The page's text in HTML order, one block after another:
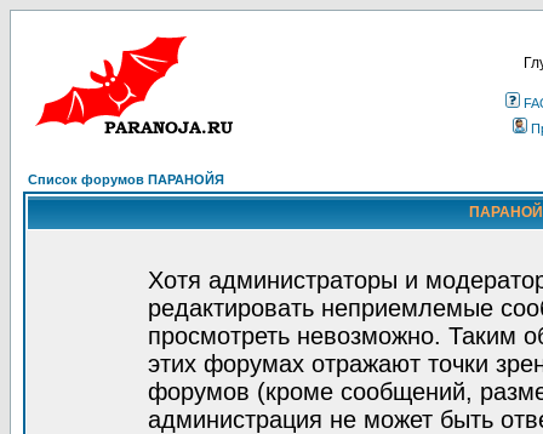
Список форумов ПАРАНОЙЯ
Хотя администраторы и
редактировать неприемлемые
просмотреть невозможно. Таким
этих форумах отражают точки
форумов (кроме сообщений,
администрация не может быть